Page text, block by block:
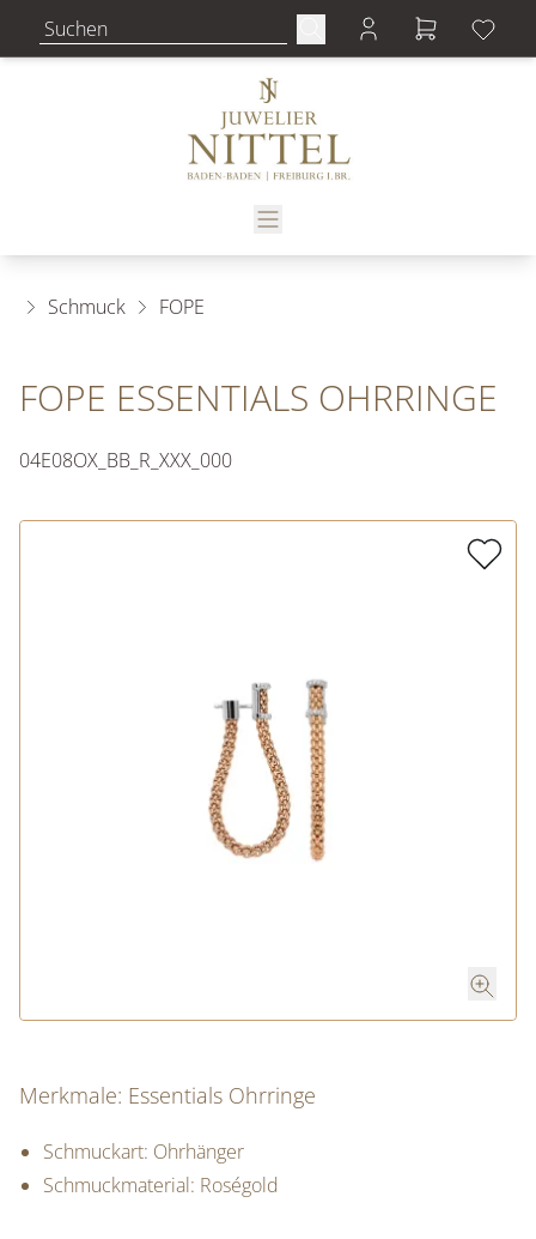
Schmuck FOPE
FOPE ESSENTIALS OHRRINGE
04E08OX_BB_R_XXX_000
Merkmale: Essentials Ohrringe
Schmuckart: Ohrhänger
Schmuckmaterial: Roségold